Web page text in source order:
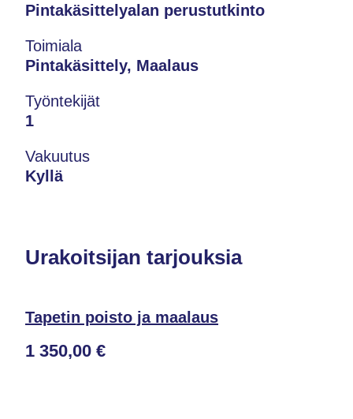
Pintakäsittelyalan perustutkinto
Toimiala
Pintakäsittely, Maalaus
Työntekijät
1
Vakuutus
Kyllä
Urakoitsijan tarjouksia
Tapetin poisto ja maalaus
1 350,00 €